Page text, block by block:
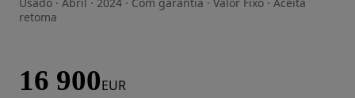
retoma
16 900EUR